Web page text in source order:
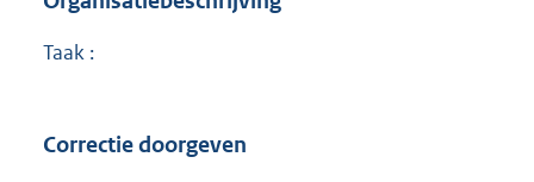
Taak :
Correctie doorgeven